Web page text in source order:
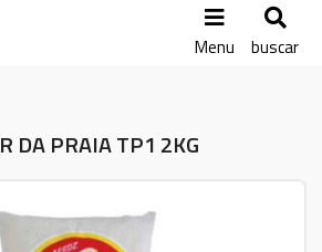
Menu buscar
DA PRAIA TP1 2KG